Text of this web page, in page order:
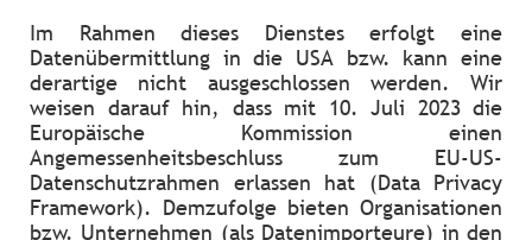
Im Rahmen dieses Dienstes erfolgt eine
Datenübermittlung in die USA bzw. kann eine
derartige nicht ausgeschlossen werden. Wir
weisen darauf hin, dass mit 10. Juli 2023 die
Europäische Kommission einen
Angemessenheitsbeschluss zum EU-US-
Datenschutzrahmen erlassen hat (Data Privacy
Framework). Demzufolge bieten Organisationen
bzw. Unternehmen (als Datenimporteure) in den